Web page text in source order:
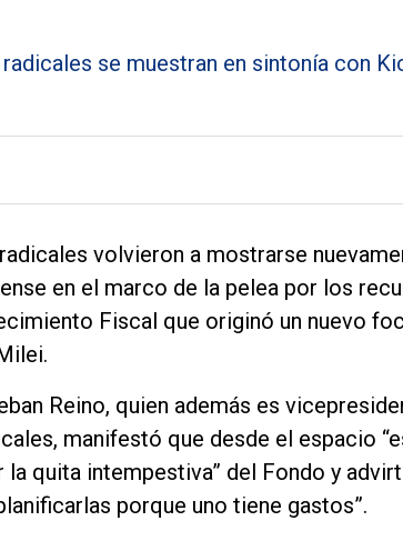
volvieron a mostrarse
en el marco de la pelea por los
Fiscal que originó un nuevo
Reino, quien además es
manifestó que desde el espacio
quita intempestiva” del Fondo y
porque uno tiene gastos”.